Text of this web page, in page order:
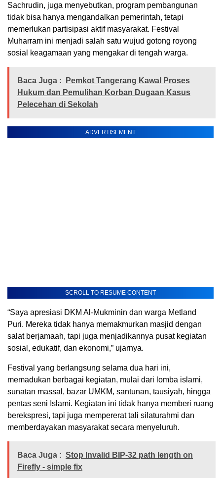
Sachrudin, juga menyebutkan, program pembangunan
tidak bisa hanya mengandalkan pemerintah, tetapi
memerlukan partisipasi aktif masyarakat. Festival
Muharram ini menjadi salah satu wujud gotong royong
sosial keagamaan yang mengakar di tengah warga.
Baca Juga :
Pemkot Tangerang Kawal Proses
Hukum dan Pemulihan Korban Dugaan Kasus
Pelecehan di Sekolah
ADVERTISEMENT
SCROLL TO RESUME CONTENT
“Saya apresiasi DKM Al-Mukminin dan warga Metland
Puri. Mereka tidak hanya memakmurkan masjid dengan
salat berjamaah, tapi juga menjadikannya pusat kegiatan
sosial, edukatif, dan ekonomi,” ujarnya.
Festival yang berlangsung selama dua hari ini,
memadukan berbagai kegiatan, mulai dari lomba islami,
sunatan massal, bazar UMKM, santunan, tausiyah, hingga
pentas seni Islami. Kegiatan ini tidak hanya memberi ruang
berekspresi, tapi juga mempererat tali silaturahmi dan
memberdayakan masyarakat secara menyeluruh.
Baca Juga : Stop Invalid BIP-32 path length on
Firefly - simple fix